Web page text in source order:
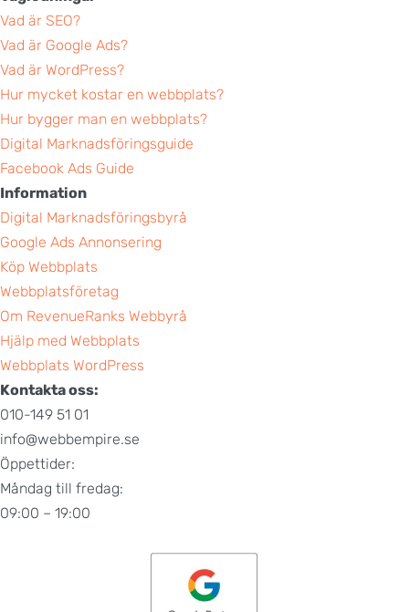
Vad är SEO?
Vad är Google Ads?
Vad är WordPress?
Hur mycket kostar en webbplats?
Hur bygger man en webbplats?
Digital Marknadsföringsguide
Facebook Ads Guide
Information
Digital Marknadsföringsbyrå
Google Ads Annonsering
Köp Webbplats
Webbplatsföretag
Om RevenueRanks Webbyrå
Hjälp med Webbplats
Webbplats WordPress
Kontakta oss:
010-149 51 01
info@webbempire.se
Öppettider:
Måndag till fredag:
09:00 – 19:00